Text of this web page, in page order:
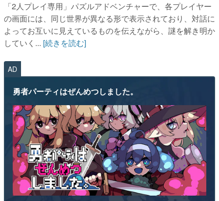
その他
電ファミニコゲーマーとは？
「2人プレイ専用」パズルアドベンチャーで、各プレイヤー
の画面には、同じ世界が異なる形で表示されており、対話に
よってお互いに見えているものを伝えながら、謎を解き明か
していく... [続きを読む]
AD
勇者パーティはぜんめつしました。